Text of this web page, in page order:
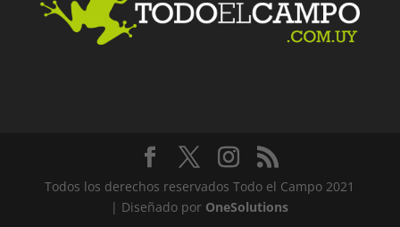
Todos los derechos reservados Todo el Campo 2021
| Diseñado por OneSolutions
Facebook